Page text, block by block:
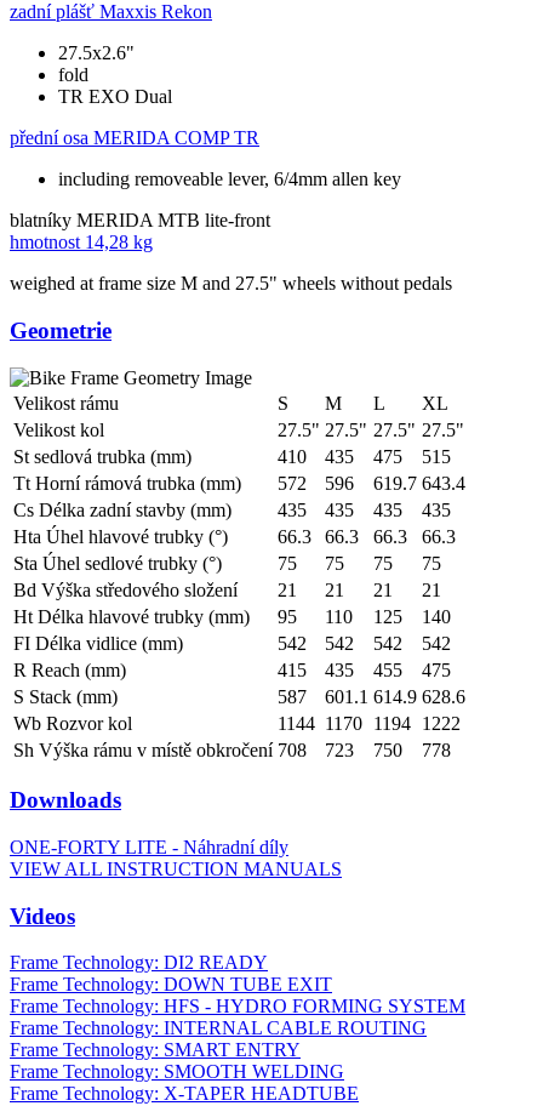
zadní plášť Maxxis Rekon
27.5x2.6"
fold
TR EXO Dual
přední osa MERIDA COMP TR
including removeable lever, 6/4mm allen key
blatníky MERIDA MTB lite-front
hmotnost 14,28 kg
weighed at frame size M and 27.5" wheels without pedals
Geometrie
Velikost rámu S M L
XL
Velikost kol
27.5" 27.5" 27.5" 27.5"
St sedlová trubka (mm)
410 435 475
515
Tt Horní rámová trubka (mm)
572 596 619.7 643.4
Cs Délka zadní stavby (mm)
435 435 435
435
Hta Úhel hlavové trubky (°)
66.3 66.3 66.3
66.3
Sta Úhel sedlové trubky (°)
75 75 75
75
Bd Výška středového složení
21 21 21
21
Ht Délka hlavové trubky (mm)
95 110 125
140
FI Délka vidlice (mm)
542 542 542
542
R Reach (mm)
415 435 455
475
S Stack (mm)
587 601.1 614.9 628.6
Wb Rozvor kol
1144 1170 1194 1222
Sh Výška rámu v místě obkročení 708 723 750 778
Downloads
ONE-FORTY LITE - Náhradní díly
VIEW ALL INSTRUCTION MANUALS
Videos
Frame Technology: DI2 READY
Frame Technology: DOWN TUBE EXIT
Frame Technology: HFS - HYDRO FORMING SYSTEM
Frame Technology: INTERNAL CABLE ROUTING
Frame Technology: SMART ENTRY
Frame Technology: SMOOTH WELDING
Frame Technology: X-TAPER HEADTUBE